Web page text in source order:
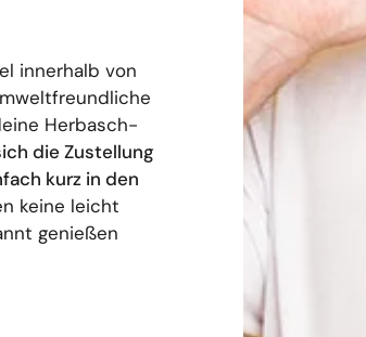
innerhalb von
Herbasch-
die Zustellung
kurz in den
keine leicht
genießen